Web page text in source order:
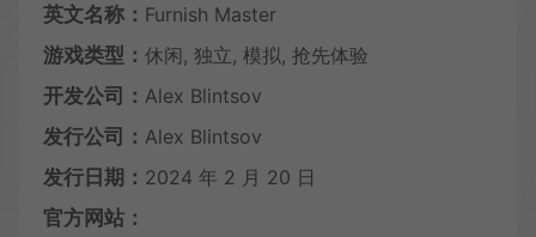
英文名称： Furnish Master
游戏类型： 休闲, 独立, 模拟, 抢先体验
开发公司： Alex Blintsov
发行公司： Alex Blintsov
发行日期： 2024 年 2 月 20 日
官方网站：